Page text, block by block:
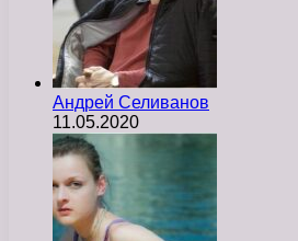
Андрей Селиванов
11.05.2020